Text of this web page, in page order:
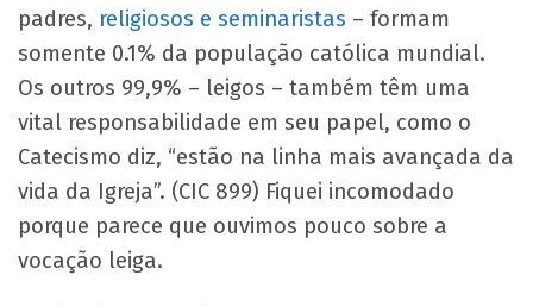
padres, religiosos e seminaristas – formam
somente 0.1% da população católica mundial.
Os outros 99,9% – leigos – também têm uma
vital responsabilidade em seu papel, como o
Catecismo diz, “estão na linha mais avançada da
vida da Igreja”. (CIC 899) Fiquei incomodado
porque parece que ouvimos pouco sobre a
vocação leiga.